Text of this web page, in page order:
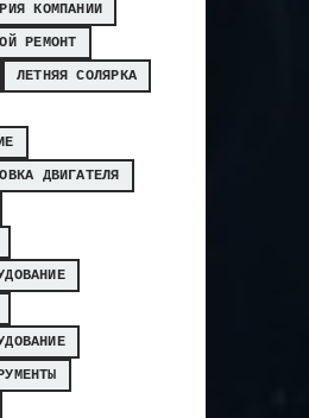
КОМПАНИИ
РЕМОНТ
ЛЕТНЯЯ СОЛЯРКА
ДВИГАТЕЛЯ